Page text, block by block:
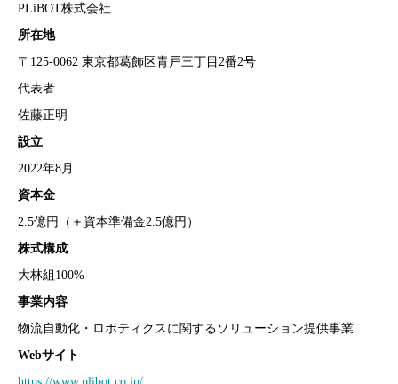
PLiBOT株式会社
所在地
〒125-0062 東京都葛飾区青戸三丁目2番2号
代表者
佐藤正明
設立
2022年8月
資本金
2.5億円（＋資本準備金2.5億円）
株式構成
大林組100%
事業内容
物流自動化・ロボティクスに関するソリューション提供事業
Webサイト